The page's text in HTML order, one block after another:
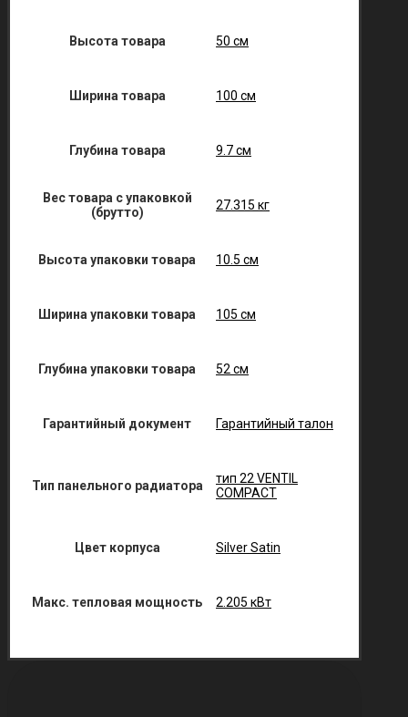
Высота товара 50 см
Ширина товара 100 см
Глубина товара 9.7 см
Вес товара с упаковкой
(брутто)
27.315 кг
Высота упаковки товара 10.5 см
Ширина упаковки товара 105 см
Глубина упаковки товара 52 см
Гарантийный документ Гарантийный талон
Тип панельного радиатора
тип 22 VENTIL
COMPACT
Цвет корпуса Silver Satin
Макс. тепловая мощность 2.205 кВт